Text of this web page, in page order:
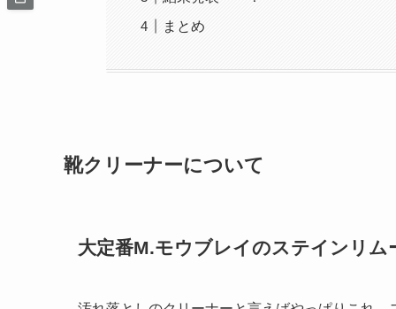
まとめ
靴クリーナーについて
大定番M.モウブレイのステインリム